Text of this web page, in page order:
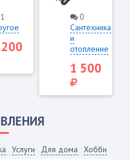
0
Сантехника
и
отопление
1 500
Услуги Для дома
Хобби